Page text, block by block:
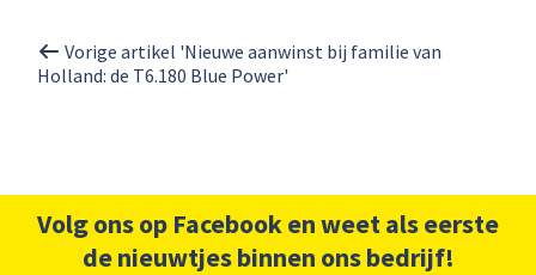
Vorige artikel 'Nieuwe aanwinst bij familie van
Holland: de T6.180 Blue Power'
Volg ons op Facebook en weet als eerste
de nieuwtjes binnen ons bedrijf!